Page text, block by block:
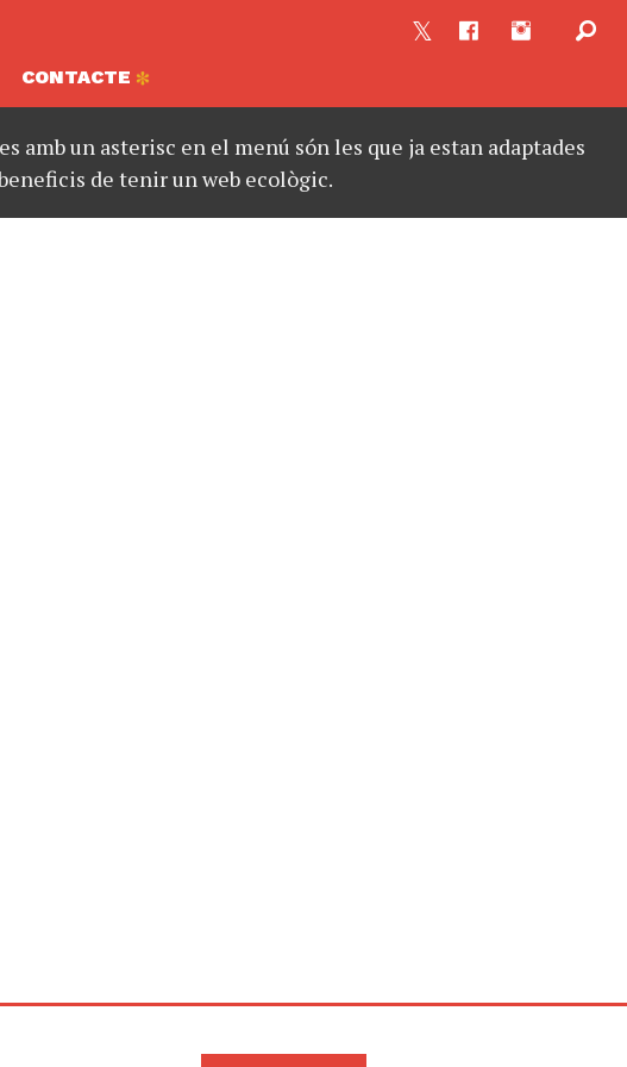
CONTACTE
un asterisc en el menú són les que ja estan adaptades
de tenir un web ecològic.